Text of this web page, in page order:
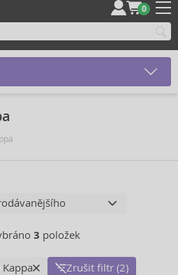
0
3 položek
Kappa Zrušit filtr (2)